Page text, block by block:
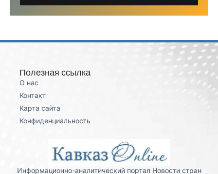
Полезная ссылка
О нас
Контакт
Карта сайта
Конфиденциальность
Информационно-аналитический портал Новости стран